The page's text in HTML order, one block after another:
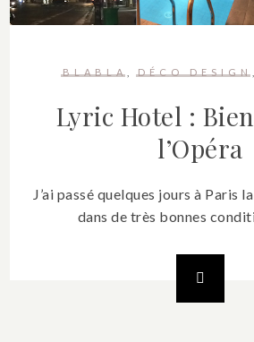
BLABLA DÉCO DESIGN
Lyric Hotel :
l’Opéra
J’ai passé quelques jours à Paris
dans de très bonnes